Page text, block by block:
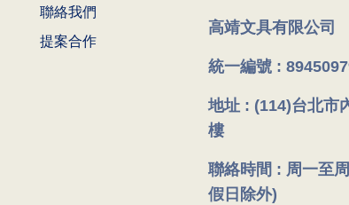
聯絡我們
提案合作
高靖文具有限公司
統一編號 :
地址 : (114)台北市
樓
聯絡時間 : 周一至
假日除外)